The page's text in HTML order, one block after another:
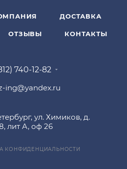
ДОСТАВКА
ОТЗЫВЫ КОНТАКТЫ
740-12-82
ing@yandex.ru
ул. Химиков, д.
лит А, оф 26
КОНФИДЕНЦИАЛЬНОСТИ